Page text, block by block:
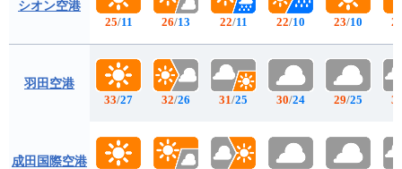
シオン空港
羽田空港
成田国際空港
25/11
33/27
26/13
32/26
22/11
31/25
22/10
30/24
23/10
29/25